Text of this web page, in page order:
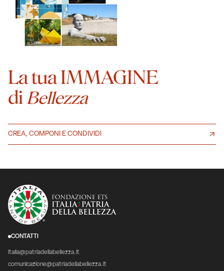
La tua IMMAGINE
di Bellezza
CREA, COMPONI E CONDIVIDI
CONTATTI
italia@patriadellabellezza.it
comunicazione@patriadellabellezza.it